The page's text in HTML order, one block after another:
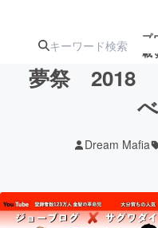
プ
載
ターン
ジェクト
アート・写真
夢祭 2018
Dream Mafia